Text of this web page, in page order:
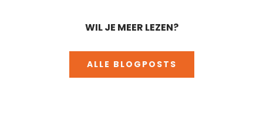
WIL JE MEER LEZEN?
ALLE BLOGPOSTS